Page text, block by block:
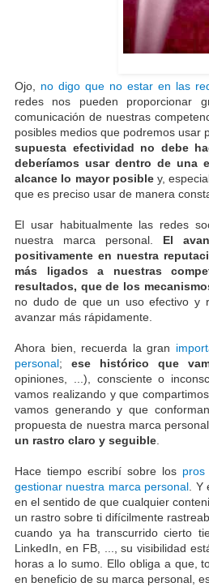
Ojo, no digo que no estar en las
redes nos pueden proporcionar
comunicación de nuestras
posibles medios que podremos usar
supuesta efectividad no debe
deberíamos usar dentro de una
alcance lo mayor posibley,
que es preciso usar de manera
El usar habitualmente las redes
nuestra marca personal. El
positivamente en nuestra
más ligados a nuestras
resultados, que de los
no dudo de que un uso efectivo y
avanzar más rápidamente.
Ahora bien, recuerda la gran
personal; ese histórico que
opiniones, ...), consciente o
vamos realizando y que
vamos generando y que
propuesta de nuestra marca personal,
un rastro claro y seguible
Hace tiempo escribí sobre los
gestionar nuestra marca personal .
en el sentido de que cualquier
un rastro sobre ti difícilmente
cuando ya ha transcurrido cierto
LinkedIn, en FB, ..., su visibilidad
horas a lo sumo. Ello obliga a que,
en beneficio de su marca personal,